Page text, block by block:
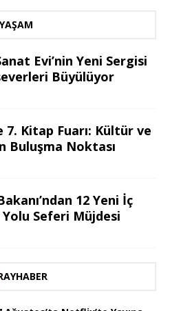
YAŞAM
Evi’nin Yeni Sergisi
Büyülüyor
7. Kitap Fuarı: Kültür ve
Buluşma Noktası
12 Yeni İç
Seferi Müjdesi